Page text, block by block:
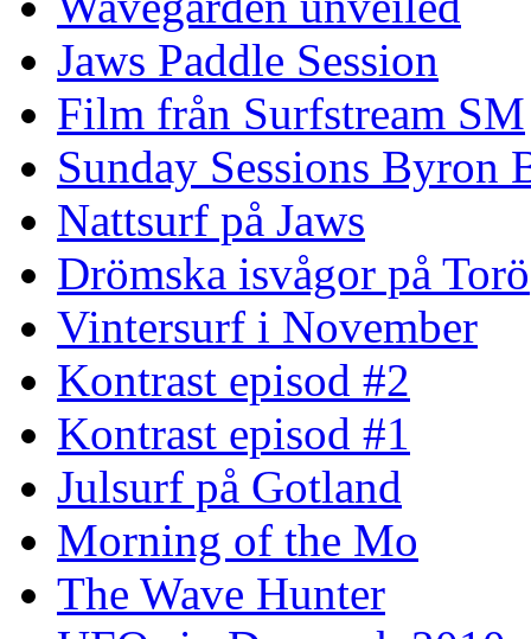
Jaws Paddle Session
Film från Surfstream SM
Sunday Sessions Byron
Nattsurf på Jaws
Drömska isvågor på Torö
Vintersurf i November
Kontrast episod #2
Kontrast episod #1
Julsurf på Gotland
Morning of the Mo
The Wave Hunter